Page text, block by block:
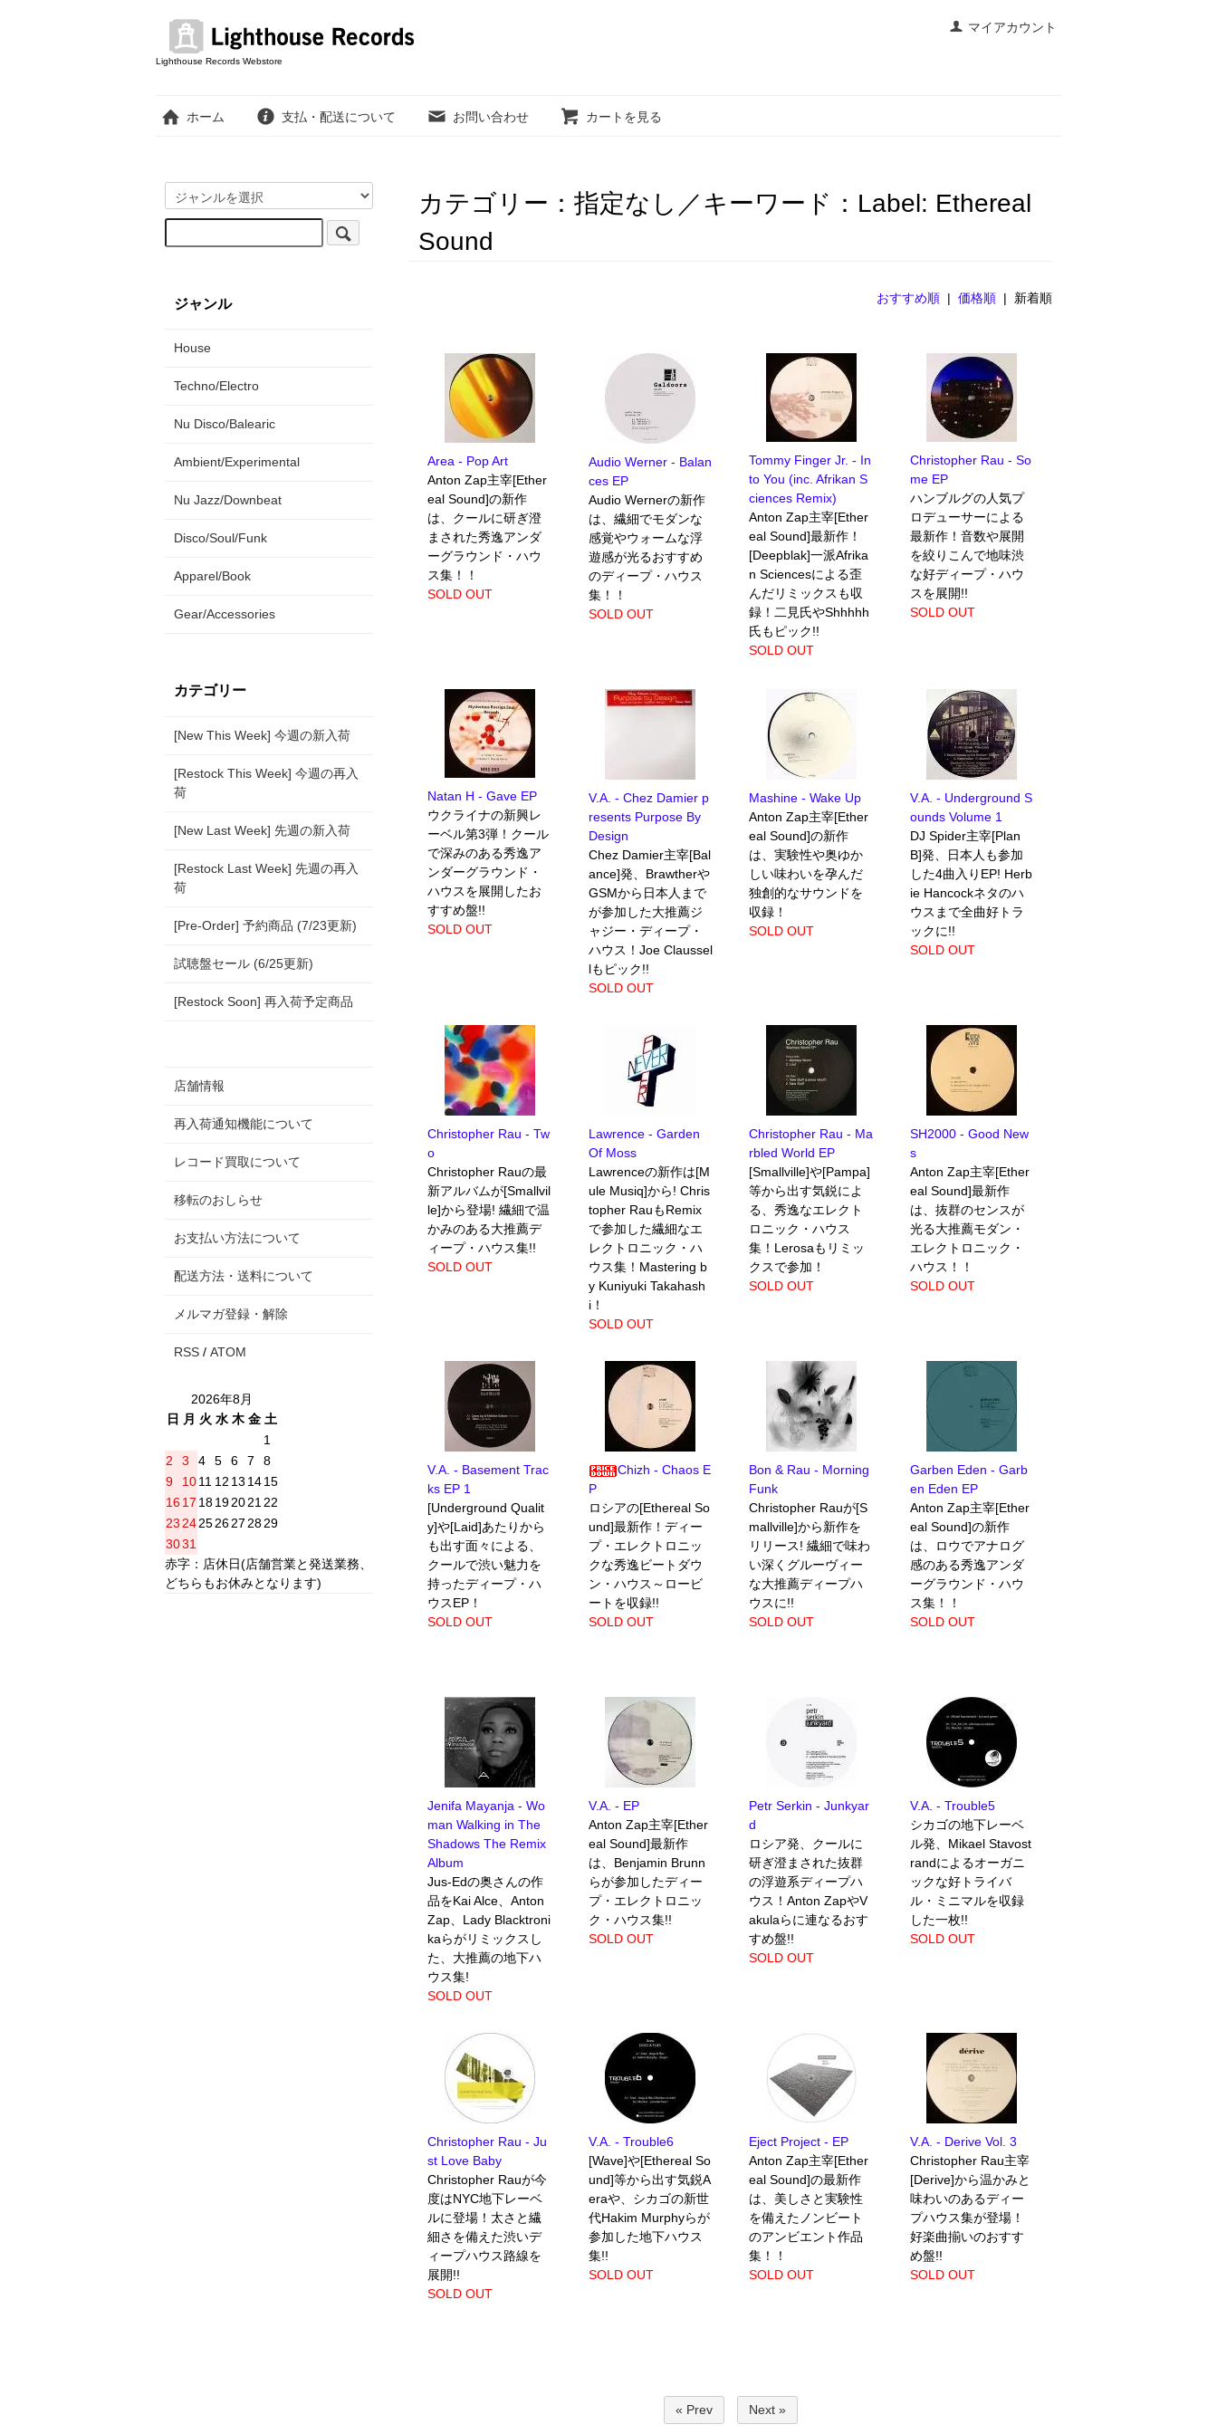
マイアカウント
Lighthouse Records Webstore
ホーム 支払・配送について お問い合わせ カートを見る
カテゴリー：指定なし／キーワード：Label: Ethereal
Sound
おすすめ順 | 価格順 | 新着順
Area - Pop Art
Anton Zap主宰[Ether
eal Sound]の新作
は、クールに研ぎ澄
まされた秀逸アンダ
ーグラウンド・ハウ
ス集！！
SOLD OUT
Audio Werner - Balan
ces EP
Audio Wernerの新作
は、繊細でモダンな
感覚やウォームな浮
遊感が光るおすすめ
のディープ・ハウス
集！！
SOLD OUT
Tommy Finger Jr. - In
to You (inc. Afrikan S
ciences Remix)
Anton Zap主宰[Ether
eal Sound]最新作！
[Deepblak]一派Afrika
n Sciencesによる歪
んだリミックスも収
録！二見氏やShhhhh
氏もピック!!
SOLD OUT
Christopher Rau - So
me EP
ハンブルグの人気プ
ロデューサーによる
最新作！音数や展開
を絞りこんで地味渋
な好ディープ・ハウ
スを展開!!
SOLD OUT
Natan H - Gave EP
ウクライナの新興レ
ーベル第3弾！クール
で深みのある秀逸ア
ンダーグラウンド・
ハウスを展開したお
すすめ盤!!
SOLD OUT
V.A. - Chez Damier p
resents Purpose By
Design
Chez Damier主宰[Bal
ance]発、Brawtherや
GSMから日本人まで
が参加した大推薦ジ
ャジー・ディープ・
ハウス！Joe Claussel
lもピック!!
SOLD OUT
Mashine - Wake Up
Anton Zap主宰[Ether
eal Sound]の新作
は、実験性や奥ゆか
しい味わいを孕んだ
独創的なサウンドを
収録！
SOLD OUT
V.A. - Underground S
ounds Volume 1
DJ Spider主宰[Plan
B]発、日本人も参加
した4曲入りEP! Herb
ie Hancockネタのハ
ウスまで全曲好トラ
ックに!!
SOLD OUT
Christopher Rau - Tw
o
Christopher Rauの最
新アルバムが[Smallvil
le]から登場! 繊細で温
かみのある大推薦デ
ィープ・ハウス集!!
SOLD OUT
Lawrence - Garden
Of Moss
Lawrenceの新作は[M
ule Musiq]から! Chris
topher RauもRemix
で参加した繊細なエ
レクトロニック・ハ
ウス集！Mastering b
y Kuniyuki Takahash
i！
SOLD OUT
Christopher Rau - Ma
rbled World EP
[Smallville]や[Pampa]
等から出す気鋭によ
る、秀逸なエレクト
ロニック・ハウス
集！Lerosaもリミッ
クスで参加！
SOLD OUT
SH2000 - Good New
s
Anton Zap主宰[Ether
eal Sound]最新作
は、抜群のセンスが
光る大推薦モダン・
エレクトロニック・
ハウス！！
SOLD OUT
V.A. - Basement Trac
ks EP 1
[Underground Qualit
y]や[Laid]あたりから
も出す面々による、
クールで渋い魅力を
持ったディープ・ハ
ウスEP！
SOLD OUT
Chizh - Chaos E
P
ロシアの[Ethereal So
und]最新作！ディー
プ・エレクトロニッ
クな秀逸ビートダウ
ン・ハウス～ロービ
ートを収録!!
SOLD OUT
Bon & Rau - Morning
Funk
Christopher Rauが[S
mallville]から新作を
リリース! 繊細で味わ
い深くグルーヴィー
な大推薦ディープハ
ウスに!!
SOLD OUT
Garben Eden - Garb
en Eden EP
Anton Zap主宰[Ether
eal Sound]の新作
は、ロウでアナログ
感のある秀逸アンダ
ーグラウンド・ハウ
ス集！！
SOLD OUT
Jenifa Mayanja - Wo
man Walking in The
Shadows The Remix
Album
Jus-Edの奥さんの作
品をKai Alce、Anton
Zap、Lady Blacktroni
kaらがリミックスし
た、大推薦の地下ハ
ウス集!
SOLD OUT
V.A. - EP
Anton Zap主宰[Ether
eal Sound]最新作
は、Benjamin Brunn
らが参加したディー
プ・エレクトロニッ
ク・ハウス集!!
SOLD OUT
Petr Serkin - Junkyar
d
ロシア発、クールに
研ぎ澄まされた抜群
の浮遊系ディープハ
ウス！Anton ZapやV
akulaらに連なるおす
すめ盤!!
SOLD OUT
V.A. - Trouble5
シカゴの地下レーベ
ル発、Mikael Stavost
randによるオーガニ
ックな好トライバ
ル・ミニマルを収録
した一枚!!
SOLD OUT
Christopher Rau - Ju
st Love Baby
Christopher Rauが今
度はNYC地下レーベ
ルに登場！太さと繊
細さを備えた渋いデ
ィープハウス路線を
展開!!
SOLD OUT
V.A. - Trouble6
[Wave]や[Ethereal So
und]等から出す気鋭A
eraや、シカゴの新世
代Hakim Murphyらが
参加した地下ハウス
集!!
SOLD OUT
Eject Project - EP
Anton Zap主宰[Ether
eal Sound]の最新作
は、美しさと実験性
を備えたノンビート
のアンビエント作品
集！！
SOLD OUT
V.A. - Derive Vol. 3
Christopher Rau主宰
[Derive]から温かみと
味わいのあるディー
プハウス集が登場！
好楽曲揃いのおすす
め盤!!
SOLD OUT
« Prev Next »
ジャンル
House
Techno/Electro
Nu Disco/Balearic
Ambient/Experimental
Nu Jazz/Downbeat
Disco/Soul/Funk
Apparel/Book
Gear/Accessories
カテゴリー
[New This Week] 今週の新入荷
[Restock This Week] 今週の再入
荷
[New Last Week] 先週の新入荷
[Restock Last Week] 先週の再入
荷
[Pre-Order] 予約商品 (7/23更新)
試聴盤セール (6/25更新)
[Restock Soon] 再入荷予定商品
店舗情報
再入荷通知機能について
レコード買取について
移転のおしらせ
お支払い方法について
配送方法・送料について
メルマガ登録・解除
RSS / ATOM
2026年8月
日
月 火 水 木 金 土
1
2
3 4 5 6 7
8
9
1011 12 13 1415
16 17 18192021 22
23 24252627 2829
3031
赤字：店休日(店舗営業と発送業務、
どちらもお休みとなります)